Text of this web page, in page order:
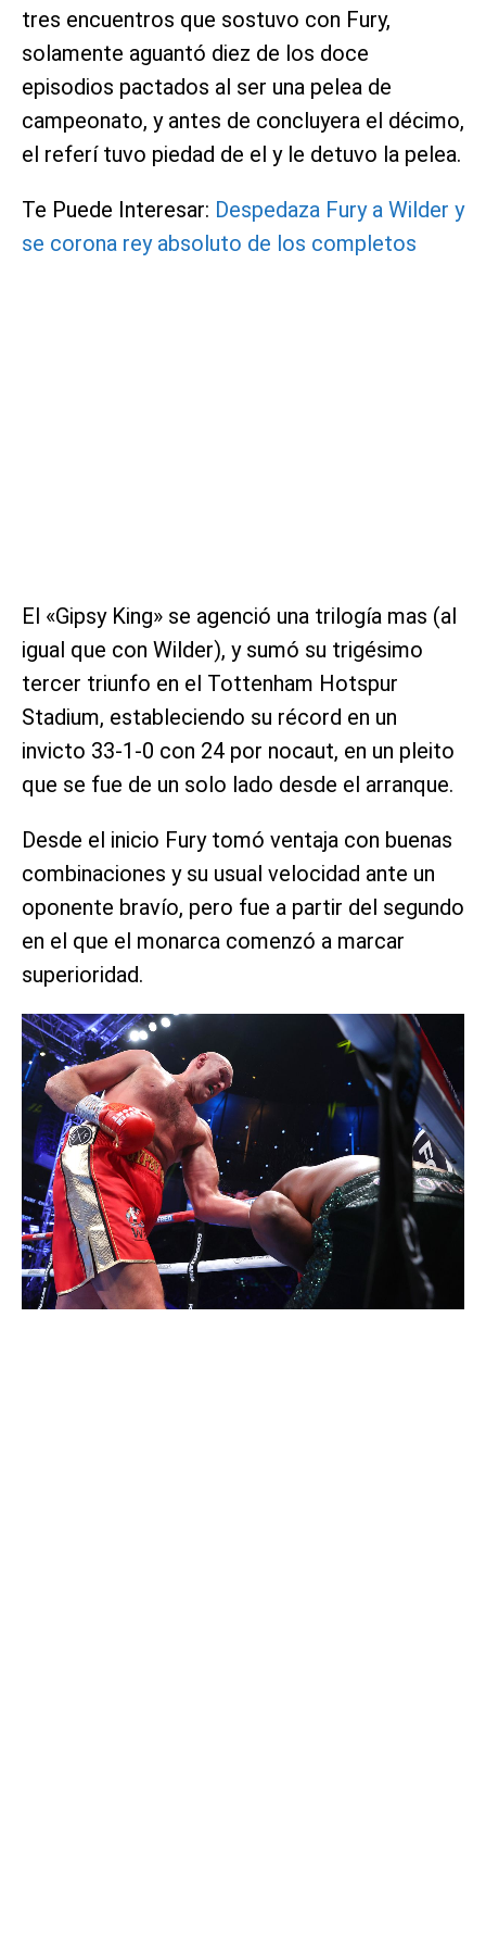
tres encuentros que sostuvo con Fury,
solamente aguantó diez de los doce
episodios pactados al ser una pelea de
campeonato, y antes de concluyera el décimo,
el referí tuvo piedad de el y le detuvo la pelea.
Te Puede Interesar: Despedaza Fury a Wilder y
se corona rey absoluto de los completos
El «Gipsy King» se agenció una trilogía mas (al
igual que con Wilder), y sumó su trigésimo
tercer triunfo en el Tottenham Hotspur
Stadium, estableciendo su récord en un
invicto 33-1-0 con 24 por nocaut, en un pleito
que se fue de un solo lado desde el arranque.
Desde el inicio Fury tomó ventaja con buenas
combinaciones y su usual velocidad ante un
oponente bravío, pero fue a partir del segundo
en el que el monarca comenzó a marcar
superioridad.